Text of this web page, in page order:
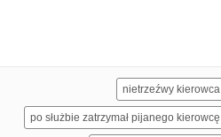
nietrzeźwy kierowca
po służbie zatrzymał pijanego kierowcę